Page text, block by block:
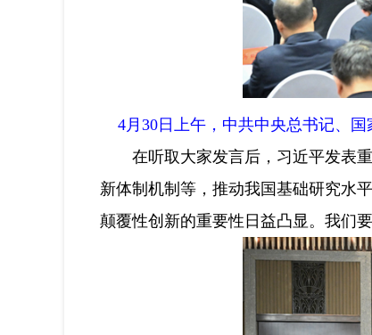
4月30日上午，中共中央总书记、
在听取大家发言后，习近平发表重
新体制机制等，推动我国基础研究水
颠覆性创新的重要性日益凸显。我们